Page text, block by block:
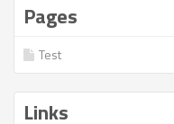
Pages
Test
Links